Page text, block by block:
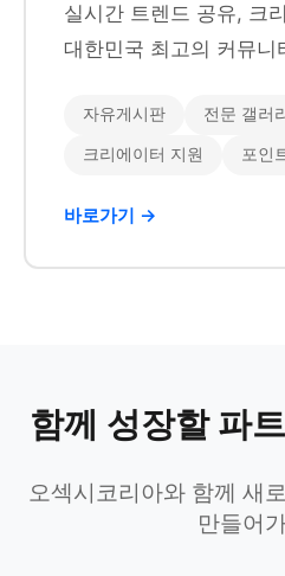
실시간 트렌드 공유, 크
대한민국 최고의 커뮤니
자유게시판 전문 갤러
크리에이터 지원 포인
바로가기 →
함께 성장할 파
오섹시코리아와 함께 새
만들어